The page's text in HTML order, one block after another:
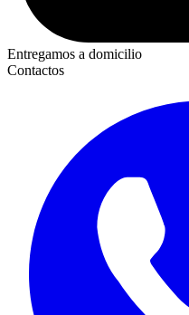
Entregamos a domicilio
Contactos